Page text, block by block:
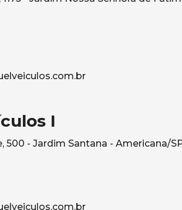
I
500 - Jardim Santana - Americana/